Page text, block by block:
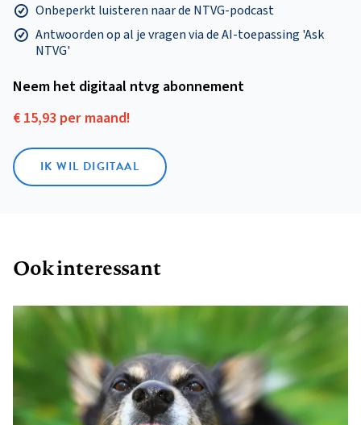
Onbeperkt luisteren naar de NTVG-podcast
Antwoorden op al je vragen via de AI-toepassing 'Ask
NTVG'
Neem het digitaal ntvg abonnement
€ 15,93 per maand!
IK WIL DIGITAAL
Ook interessant